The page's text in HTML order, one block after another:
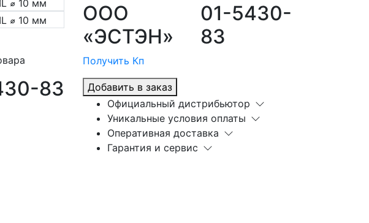
83
ООО
«ЭСТЭН»
01-5430-
83
Получить Кп
Добавить в заказ
Официальный дистрибьютор
Уникальные условия оплаты
Оперативная доставка
Гарантия и сервис